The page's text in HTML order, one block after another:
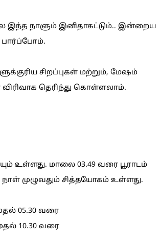
இந்த நாளும் இனிதாகட்டும்.. இன்றைய
பார்ப்போம்.
சிறப்புகள் மற்றும், மேஷம்
தெரிந்து கொள்ளலாம்.
உள்ளது. மாலை 03.49 வரை பூராடம்
முழுவதும் சித்தயோகம் உள்ளது.
05.30 வரை
10.30 வரை